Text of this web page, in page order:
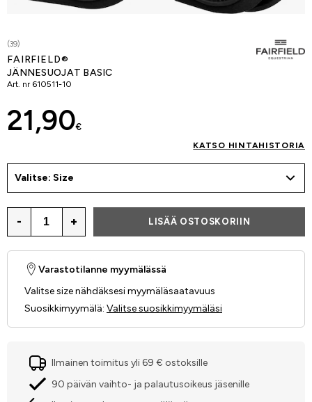
(39)
FAIRFIELD®
JÄNNESUOJAT BASIC
Art. nr 610511-10
21,90€
KATSO HINTAHISTORIA
Valitse: Size
- + LISÄÄ OSTOSKORIIN
Varastotilanne myymälässä
Valitse size nähdäksesi myymäläsaatavuus
Suosikkimyymälä: Valitse suosikkimyymäläsi
Ilmainen toimitus yli 69 € ostoksille
90 päivän vaihto- ja palautusoikeus jäsenille